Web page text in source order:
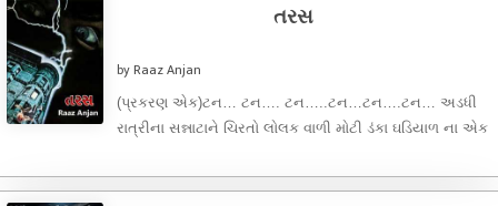
તરસ
by Raaz Anjan
(પ્રકરણ એક)ટન… ટન…. ટન…..ટન…ટન….ટન… અડધી
રાત્રીના સન્નાટાને ચિરતો લોલક વાળી મોટી ડંકા ઘડિયાળ ના એક